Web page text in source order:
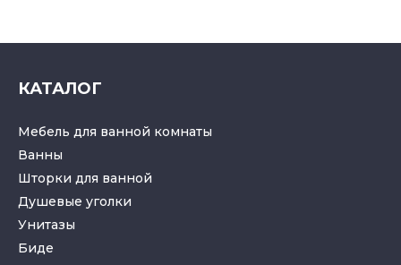
КАТАЛОГ
Мебель для ванной комнаты
Ванны
Шторки для ванной
Душевые уголки
Унитазы
Биде